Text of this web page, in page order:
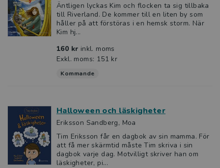
Äntligen lyckas Kim och flocken ta sig tillbaka
till Riverland. De kommer till en liten by som
håller på att förstöras i en hemsk storm. När
Kim hj...
160 kr inkl. moms
Exkl. moms: 151 kr
Kommande
Halloween och läskigheter
Eriksson Sandberg, Moa
Tim Eriksson får en dagbok av sin mamma. För
att få mer skärmtid måste Tim skriva i sin
dagbok varje dag. Motvilligt skriver han om
läskigheter, pi...